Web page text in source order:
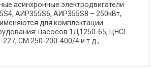
асинхронные электродвигатели
АИР355S6, АИР355S8 – 250кВт,
для комплектации
насосов 1Д1250-65, ЦНСГ
СМ 250-200-400/4 и т.д., ...